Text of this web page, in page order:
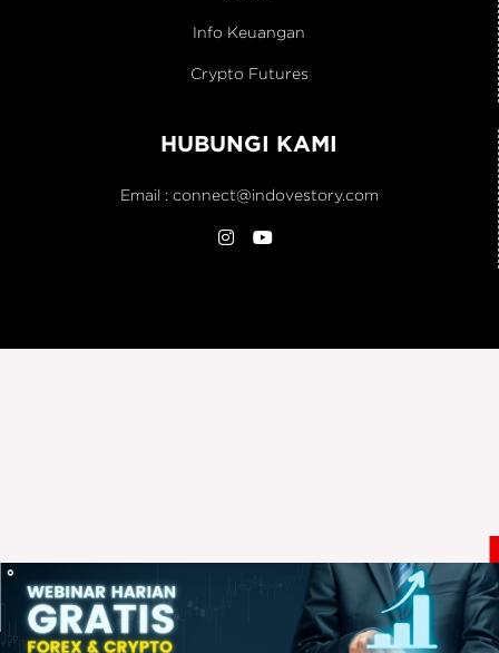
Info Keuangan
Crypto Futures
HUBUNGI KAMI
Email : connect@indovestory.com